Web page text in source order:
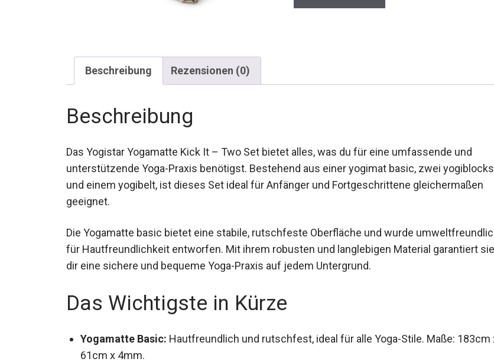
Beschreibung Rezensionen (0)
Beschreibung
Das Yogistar Yogamatte Kick It – Two Set bietet alles, was du für eine umfassende und
unterstützende Yoga-Praxis benötigst. Bestehend aus einer yogimat basic, zwei yogiblocks
und einem yogibelt, ist dieses Set ideal für Anfänger und Fortgeschrittene gleichermaßen
geeignet.
Die Yogamatte basic bietet eine stabile, rutschfeste Oberfläche und wurde
umweltfreundlich für Hautfreundlichkeit entworfen. Mit ihrem robusten und langlebigen
Material garantiert sie dir eine sichere und bequeme Yoga-Praxis auf jedem Untergrund.
Das Wichtigste in Kürze
Yogamatte Basic: Hautfreundlich und rutschfest, ideal für alle Yoga-Stile. Maße: 183cm
x 61cm x 4mm.